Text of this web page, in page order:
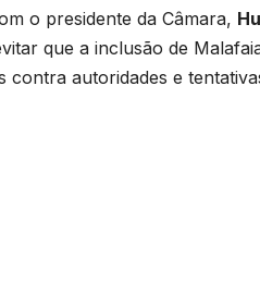
o presidente da Câmara,
que a inclusão de
contra autoridades e